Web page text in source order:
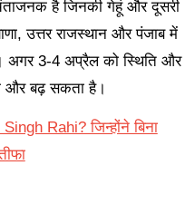
है जिनकी गेहूं और दूसरी
उत्तर राजस्थान और पंजाब में
अगर 3-4 अप्रैल को स्थिति और
और बढ़ सकता है।
Rahi? जिन्होंने बिना